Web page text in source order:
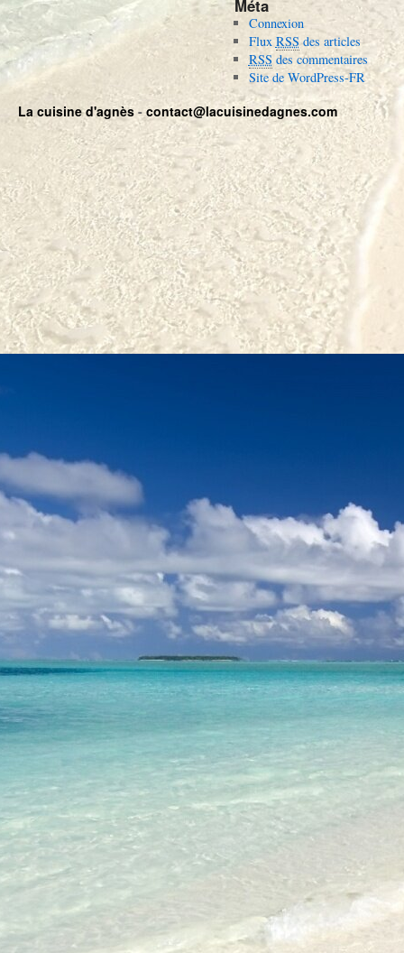
c
h
i
v
e
s
Méta
Connexion
Flux RSSdes articles
RSS des commentaires
Site de WordPress-FR
La cuisine d'agnès - contact@lacuisinedagnes.com